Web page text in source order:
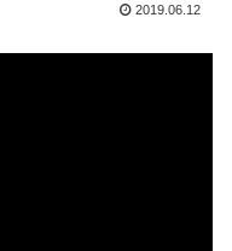
2019.06.12